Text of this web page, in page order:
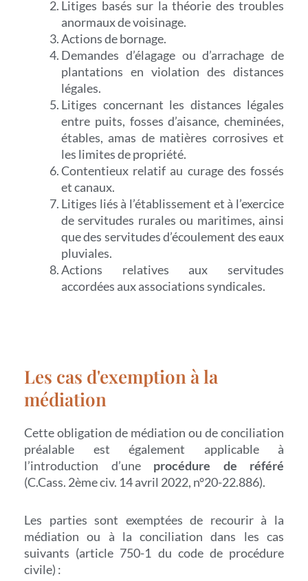
Litiges basés sur la théorie des troubles
anormaux de voisinage.
Actions de bornage.
Demandes d’élagage ou d’arrachage de
plantations en violation des distances
légales.
Litiges concernant les distances légales
entre puits, fosses d’aisance, cheminées,
étables, amas de matières corrosives et
les limites de propriété.
Contentieux relatif au curage des fossés
et canaux.
Litiges liés à l’établissement et à l’exercice
de servitudes rurales ou maritimes, ainsi
que des servitudes d’écoulement des eaux
pluviales.
Actions relatives aux servitudes
accordées aux associations syndicales.
Les cas d'exemption à la
médiation
Cette obligation de médiation ou de conciliation
préalable est également applicable à
l’introduction d’une procédure de référé
(C.Cass. 2ème civ. 14 avril 2022, n°20-22.886).
Les parties sont exemptées de recourir à la
médiation ou à la conciliation dans les cas
suivants (article 750-1 du code de procédure
civile) :